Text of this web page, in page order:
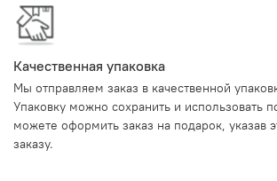
Качественная упаковка
Мы отправляем заказ в качественной
Упаковку можно сохранить и использовать
можете оформить заказ на подарок, указав
заказу.